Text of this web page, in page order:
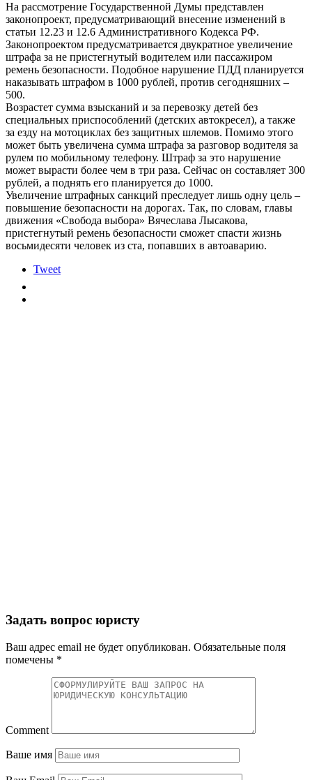
На рассмотрение Государственной Думы представлен
законопроект, предусматривающий внесение изменений в
статьи 12.23 и 12.6 Административного Кодекса РФ.
Законопроектом предусматривается двукратное увеличение
штрафа за не пристегнутый водителем или пассажиром
ремень безопасности. Подобное нарушение ПДД планируется
наказывать штрафом в 1000 рублей, против сегодняшних –
500.
Возрастет сумма взысканий и за перевозку детей без
специальных приспособлений (детских автокресел), а также
за езду на мотоциклах без защитных шлемов. Помимо этого
может быть увеличена сумма штрафа за разговор водителя за
рулем по мобильному телефону. Штраф за это нарушение
может вырасти более чем в три раза. Сейчас он составляет 300
рублей, а поднять его планируется до 1000.
Увеличение штрафных санкций преследует лишь одну цель –
повышение безопасности на дорогах. Так, по словам, главы
движения «Свобода выбора» Вячеслава Лысакова,
пристегнутый ремень безопасности сможет спасти жизнь
восьмидесяти человек из ста, попавших в автоаварию.
Tweet
Задать вопрос юристу
Ваш адрес email не будет опубликован. Обязательные поля
помечены *
Comment
Ваше имя